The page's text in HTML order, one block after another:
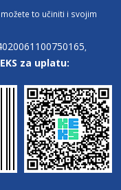
to učiniti i svojim
za uplatu: